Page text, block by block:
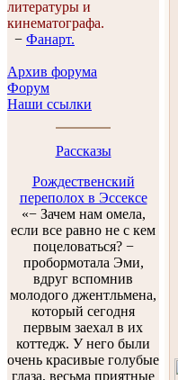
литературы и
кинематографа.
− Фанарт.
Архив форума
Форум
Наши ссылки
Рассказы
Рождественский
переполох в Эссексе
«− Зачем нам омела,
если все равно не с кем
поцеловаться? −
пробормотала Эми,
вдруг вспомнив
молодого джентльмена,
который сегодня
первым заехал в их
коттедж. У него были
очень красивые голубые
глаза, весьма приятные